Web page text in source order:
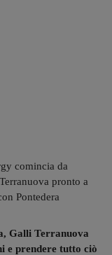
comincia da
pronto a
Pontedera
Galli Terranuova
e prendere tutto ciò